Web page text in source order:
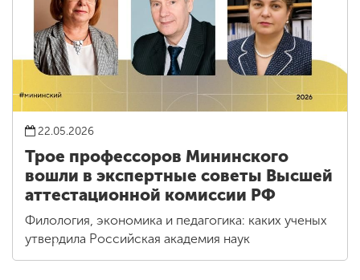
22.05.2026
Трое профессоров Мининского
вошли в экспертные советы Высшей
аттестационной комиссии РФ
Филология, экономика и педагогика: каких ученых
утвердила Российская академия наук